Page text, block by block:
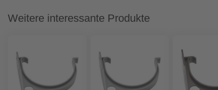
Weitere interessante Produkte